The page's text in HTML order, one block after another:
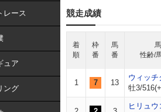
レース
ュア
ング
競走成績
着
順
枠
番
馬
番
性齢/
1 7 13
ウィッチ
牡3/
ヒリュウ